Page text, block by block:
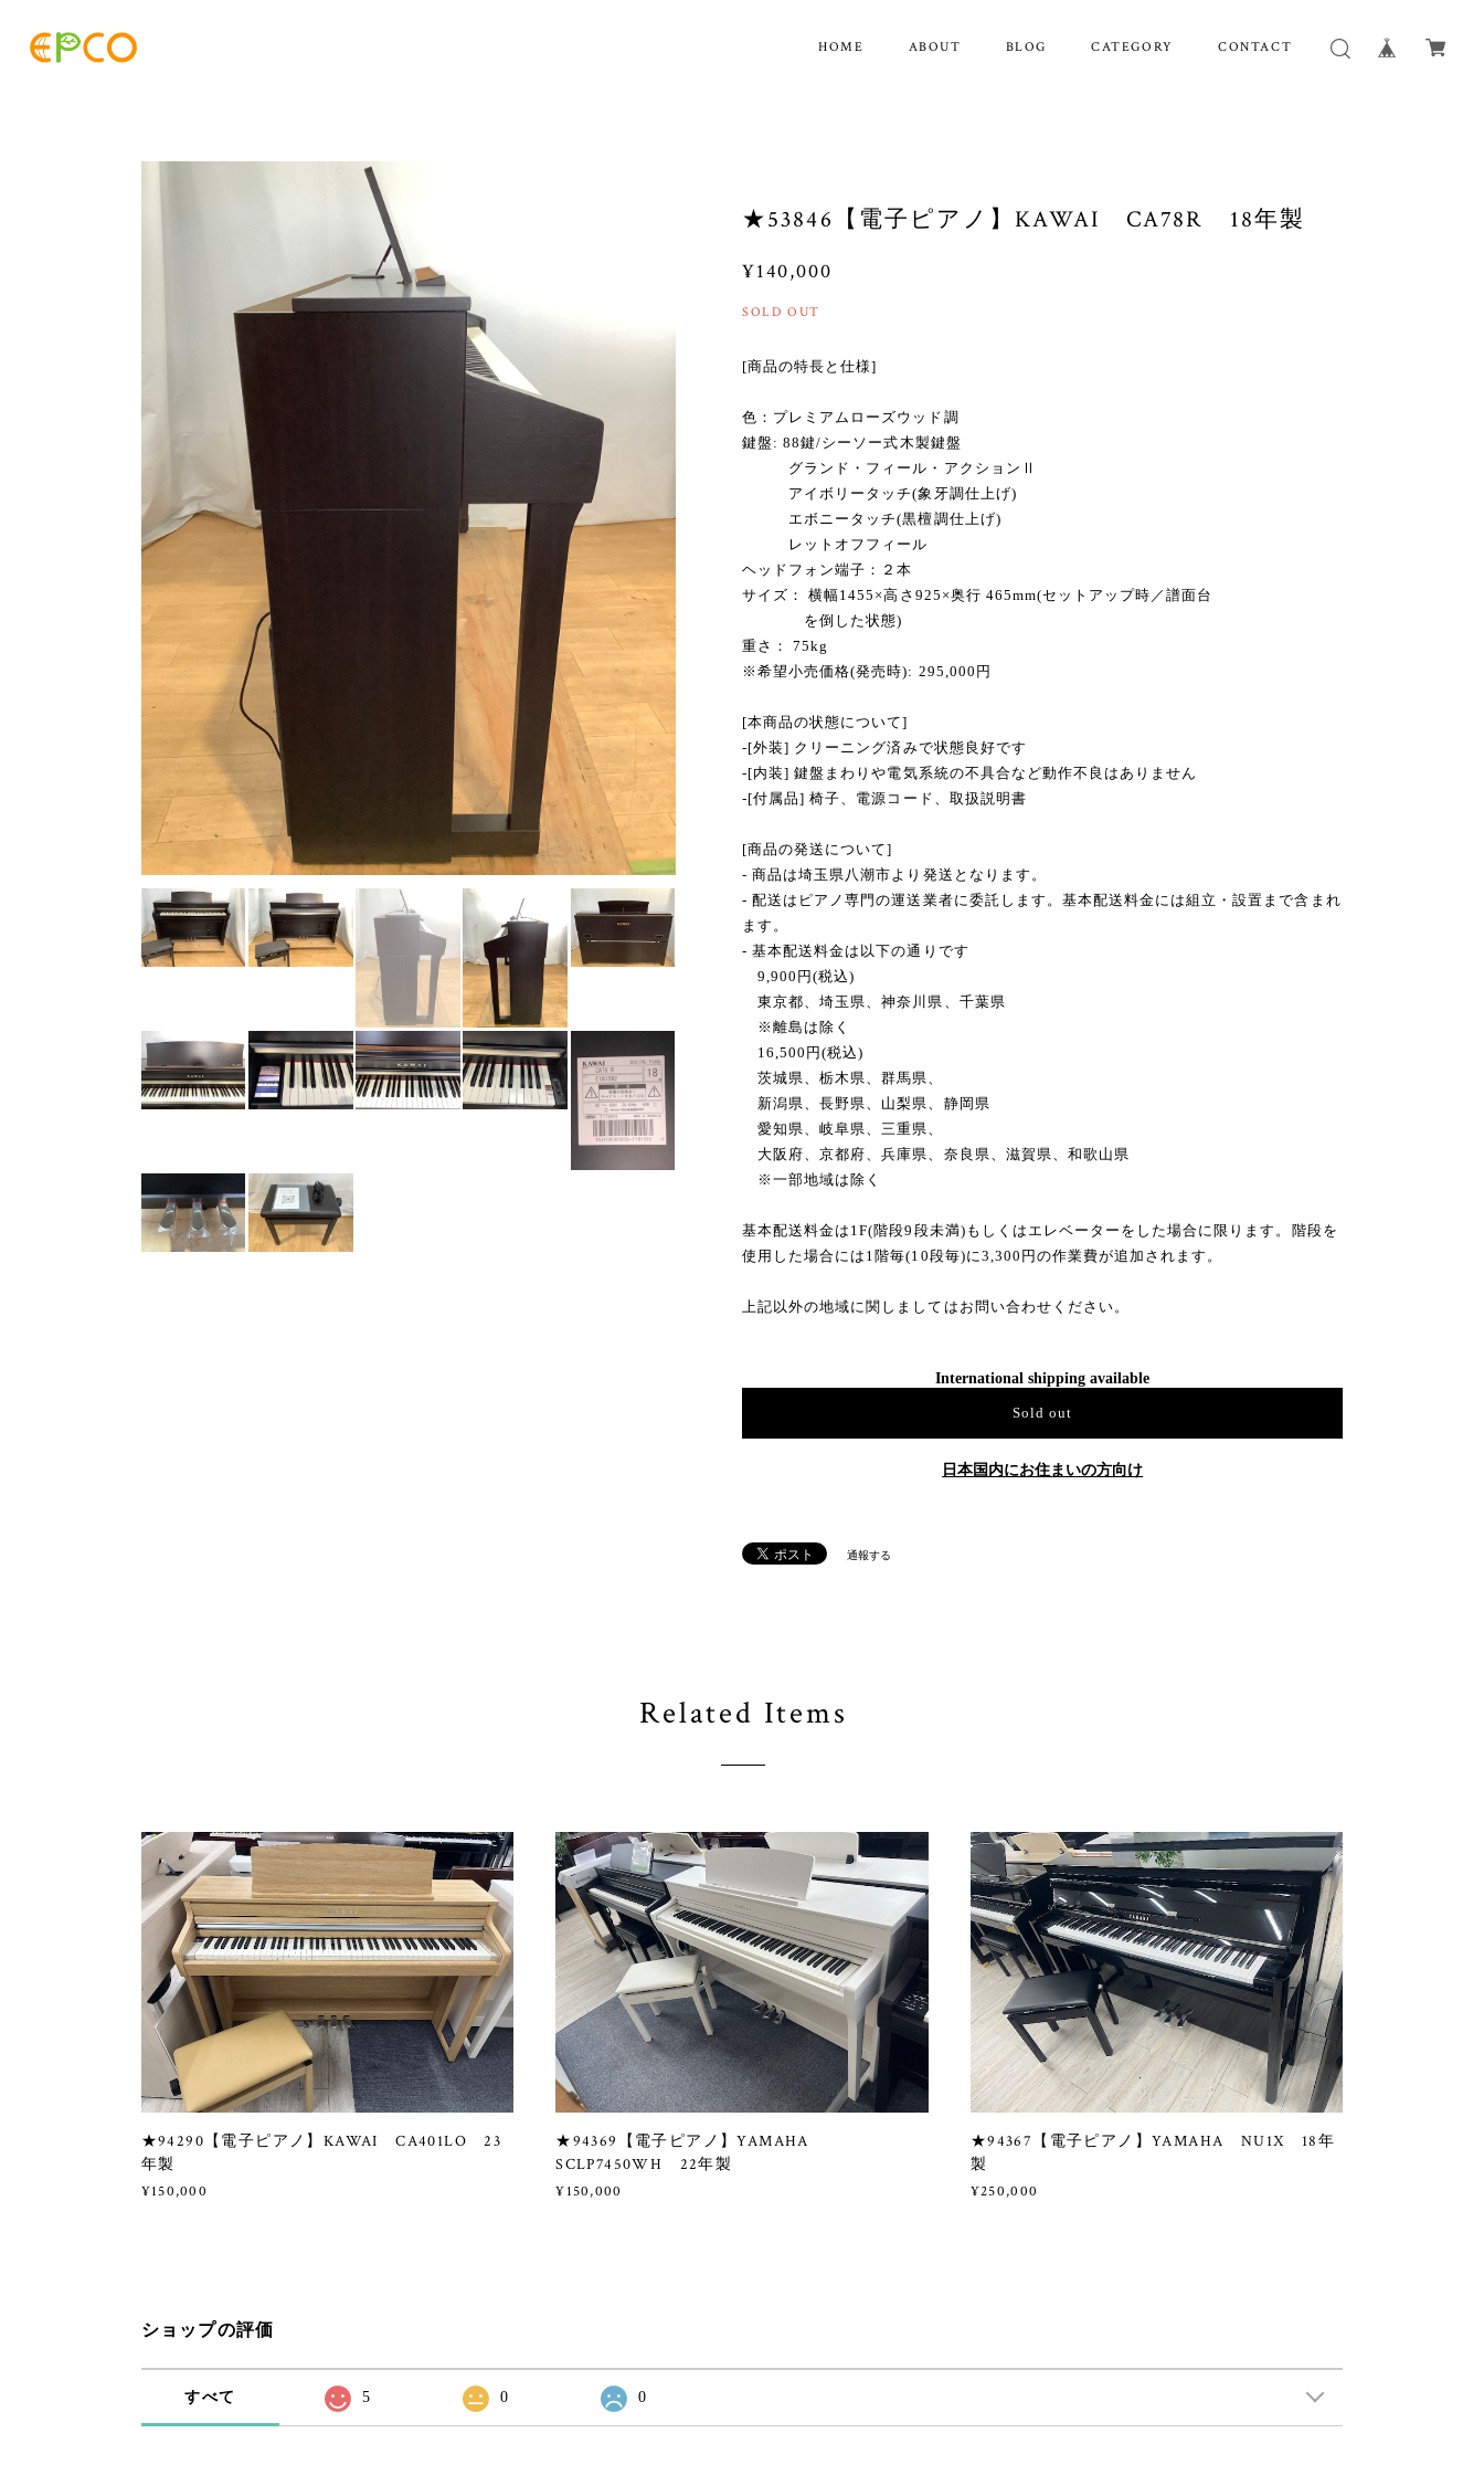
HOME ABOUT BLOG CATEGORY CONTACT
★53846【電子ピアノ】KAWAI CA78R 18年製
¥140,000
SOLD OUT
[商品の特長と仕様]
色：プレミアムローズウッド調
鍵盤: 88鍵/シーソー式木製鍵盤
グランド・フィール・アクションⅡ
アイボリータッチ(象牙調仕上げ)
エボニータッチ(黒檀調仕上げ)
レットオフフィール
ヘッドフォン端子：２本
サイズ： 横幅1455×高さ925×奥行 465mm(セットアップ時／譜面台
を倒した状態)
重さ： 75kg
※希望小売価格(発売時): 295,000円
[本商品の状態について]
-[外装] クリーニング済みで状態良好です
-[内装] 鍵盤まわりや電気系統の不具合など動作不良はありません
-[付属品] 椅子、電源コード、取扱説明書
[商品の発送について]
- 商品は埼玉県八潮市より発送となります。
- 配送はピアノ専門の運送業者に委託します。基本配送料金には組立・設置まで含まれ
ます。
- 基本配送料金は以下の通りです
9,900円(税込)
東京都、埼玉県、神奈川県、千葉県
※離島は除く
16,500円(税込)
茨城県、栃木県、群馬県、
新潟県、長野県、山梨県、静岡県
愛知県、岐阜県、三重県、
大阪府、京都府、兵庫県、奈良県、滋賀県、和歌山県
※一部地域は除く
基本配送料金は1F(階段9段未満)もしくはエレベーターをした場合に限ります。階段を
使用した場合には1階毎(10段毎)に3,300円の作業費が追加されます。
上記以外の地域に関しましてはお問い合わせください。
International shipping available
Sold out
日本国内にお住まいの方向け
通報する
Related Items
★94290【電子ピアノ】KAWAI CA401LO 23
年製
¥150,000
★94369【電子ピアノ】YAMAHA
SCLP7450WH 22年製
¥150,000
★94367【電子ピアノ】YAMAHA NU1X 18年
製
¥250,000
ショップの評価
すべて 5 0 0